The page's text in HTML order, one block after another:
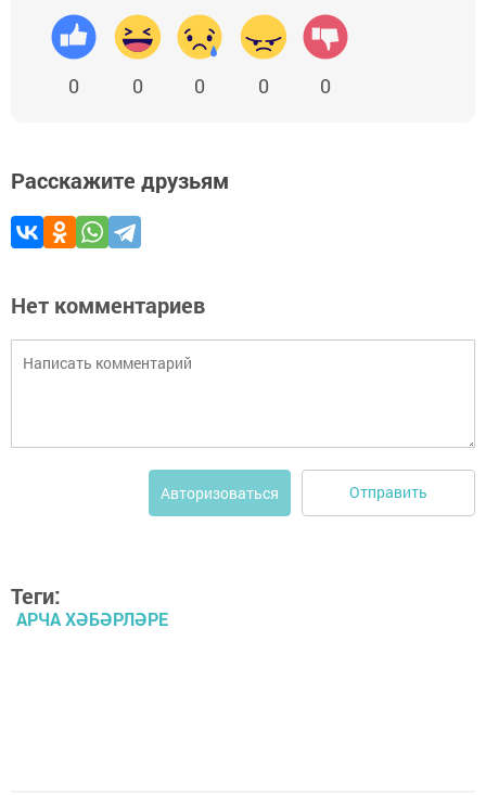
0 0 0 0 0
Расскажите друзьям
Нет комментариев
Авторизоваться Отправить
Теги:
АРЧА ХӘБӘРЛӘРЕ